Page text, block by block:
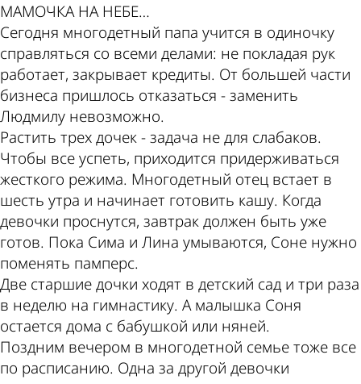
МАМОЧКА НА НЕБЕ…
Сегодня многодетный папа учится в одиночку
справляться со всеми делами: не покладая рук
работает, закрывает кредиты. От большей части
бизнеса пришлось отказаться - заменить
Людмилу невозможно.
Растить трех дочек - задача не для слабаков.
Чтобы все успеть, приходится придерживаться
жесткого режима. Многодетный отец встает в
шесть утра и начинает готовить кашу. Когда
девочки проснутся, завтрак должен быть уже
готов. Пока Сима и Лина умываются, Соне нужно
поменять памперс.
Две старшие дочки ходят в детский сад и три раза
в неделю на гимнастику. А малышка Соня
остается дома с бабушкой или няней.
Поздним вечером в многодетной семье тоже все
по расписанию. Одна за другой девочки